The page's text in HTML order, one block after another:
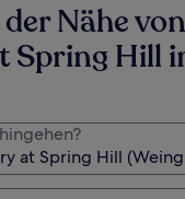
Nähe
Spring Hill